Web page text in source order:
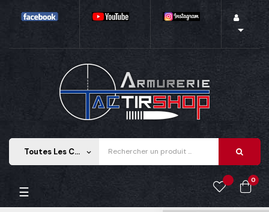

Toutes Les Catégories keyboard_arrow_down
0
Basculer
la
☰